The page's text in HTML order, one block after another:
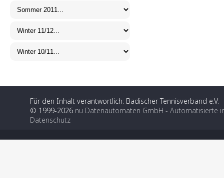
Für den Inhalt verantwortlich: Badischer Tennisverband e.V.
© 1999-2026 nu Datenautomaten GmbH - Automatisierte
Datenschutz